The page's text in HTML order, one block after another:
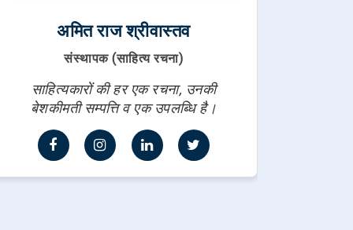
अमित राज श्रीवास्तव
संस्थापक (साहित्य रचना)
साहित्यकारों की हर एक रचना, उनकी
बेशकीमती सम्पत्ति व एक उपलब्धि है।